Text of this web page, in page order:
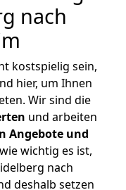
nach
kostspielig sein,
hier, um Ihnen
Wir sind die
und arbeiten
Angebote und
wichtig es ist,
nach
deshalb setzen